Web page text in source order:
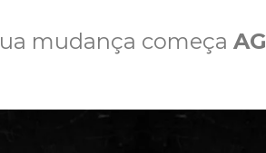
mudança começa